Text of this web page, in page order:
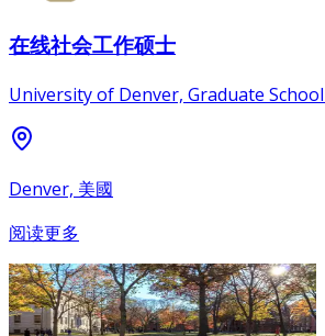
在线社会工作硕士
University of Denver, Graduate
Denver, 美國
阅读更多